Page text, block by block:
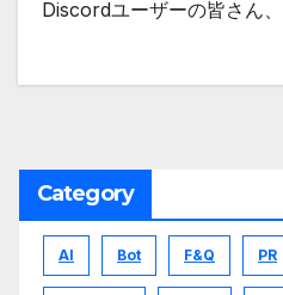
Discordユーザーの皆さん
Category
AI Bot F&Q PR